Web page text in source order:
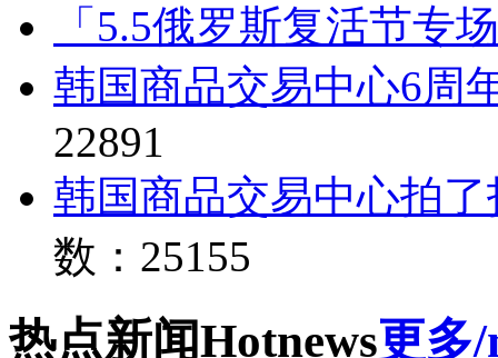
「5.5俄罗斯复活节专
韩国商品交易中心6周
22891
韩国商品交易中心拍
数：25155
热点新闻Hotnews更多